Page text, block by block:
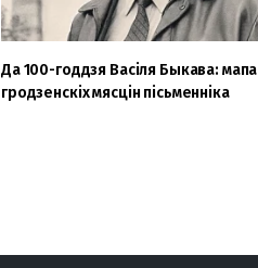
Да 100-годдзя Васіля Быкава: мапа
гродзенскіх мясцін пісьменніка